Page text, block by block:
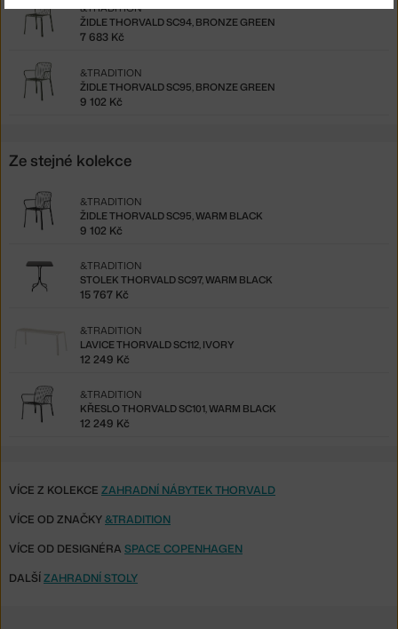
ŽIDLE THORVALD SC94, BRONZE GREEN
&TRADITION
7 683 Kč
ŽIDLE THORVALD SC95, BRONZE GREEN
&TRADITION
9 102 Kč
Ze stejné kolekce
ŽIDLE THORVALD SC95, WARM BLACK
&TRADITION
9 102 Kč
STOLEK THORVALD SC97, WARM BLACK
&TRADITION
15 767 Kč
LAVICE THORVALD SC112, IVORY
&TRADITION
12 249 Kč
KŘESLO THORVALD SC101, WARM BLACK
&TRADITION
12 249 Kč
VÍCE Z KOLEKCE ZAHRADNÍ NÁBYTEK THORVALD
VÍCE OD ZNAČKY&TRADITION
VÍCE OD DESIGNÉRA SPACE COPENHAGEN
DALŠÍZAHRADNÍ STOLY